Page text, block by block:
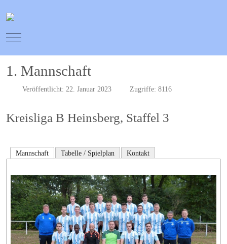
Mobile Menu Toggle
1. Mannschaft
Veröffentlicht: 22. Januar 2023 Zugriffe: 8116
Kreisliga B Heinsberg, Staffel 3
Mannschaft Tabelle / Spielplan Kontakt